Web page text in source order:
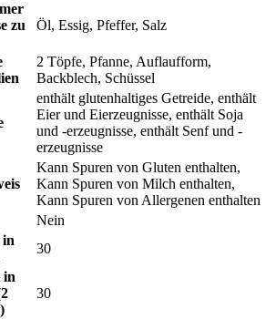
zu
Öl, Essig, Pfeffer, Salz
2 Töpfe, Pfanne, Auflaufform,
Backblech, Schüssel
enthält glutenhaltiges Getreide, enthält
Eier und Eierzeugnisse, enthält Soja
und -erzeugnisse, enthält Senf und -
erzeugnisse
Kann Spuren von Gluten enthalten,
Kann Spuren von Milch enthalten,
Kann Spuren von Allergenen enthalten
Nein
in
30
in
30